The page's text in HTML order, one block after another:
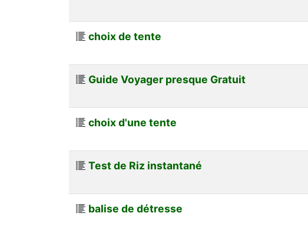
choix de tente
Guide Voyager presque Gratuit
choix d'une tente
Test de Riz instantané
balise de détresse